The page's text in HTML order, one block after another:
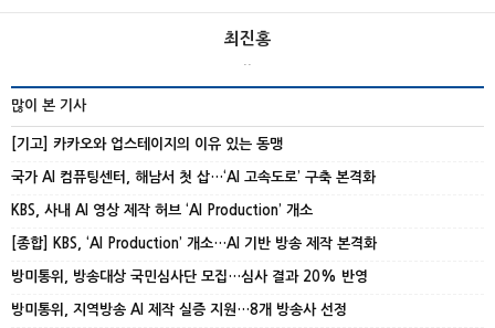
최진홍
많이 본 기사
[기고] 카카오와 업스테이지의 이유 있는 동맹
국가 AI 컴퓨팅센터, 해남서 첫 삽…‘AI 고속도로’ 구축 본격화
KBS, 사내 AI 영상 제작 허브 ‘AI Production’ 개소
[종합] KBS, ‘AI Production’ 개소…AI 기반 방송 제작 본격화
방미통위, 방송대상 국민심사단 모집…심사 결과 20% 반영
방미통위, 지역방송 AI 제작 실증 지원…8개 방송사 선정